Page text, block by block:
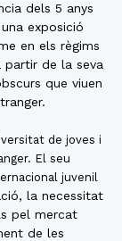
dels 5 anys
exposició
en els règims
partir de la seva
que viuen
de joves i
El seu
juvenil
la necessitat
pel mercat
de les